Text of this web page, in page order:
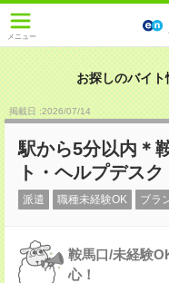
メニュー
お探しのバイト
掲載日 :2026/07/14
駅から5分以内＊
ト・ヘルプデスク
派遣 職種未経験OK ブラ
鞍馬口/未経験
心！